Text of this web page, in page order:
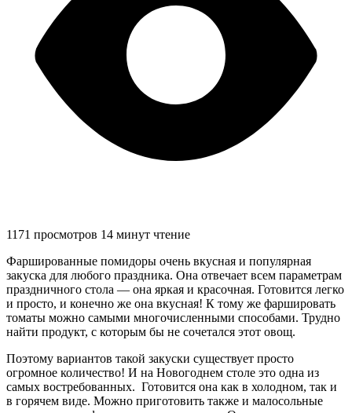
1171 просмотров 14 минут чтение
Фаршированные помидоры очень вкусная и популярная
закуска для любого праздника. Она отвечает всем параметрам
праздничного стола — она яркая и красочная. Готовится легко
и просто, и конечно же она вкусная! К тому же фаршировать
томаты можно самыми многочисленными способами. Трудно
найти продукт, с которым бы не сочетался этот овощ.
Поэтому вариантов такой закуски существует просто
огромное количество! И на Новогоднем столе это одна из
самых востребованных. Готовится она как в холодном, так и
в горячем виде. Можно приготовить также и малосольные